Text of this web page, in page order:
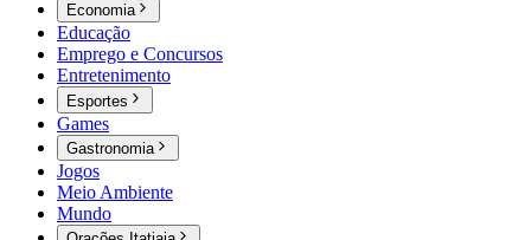
Economia
Educação
Emprego e Concursos
Entretenimento
Esportes
Games
Gastronomia
Jogos
Meio Ambiente
Mundo